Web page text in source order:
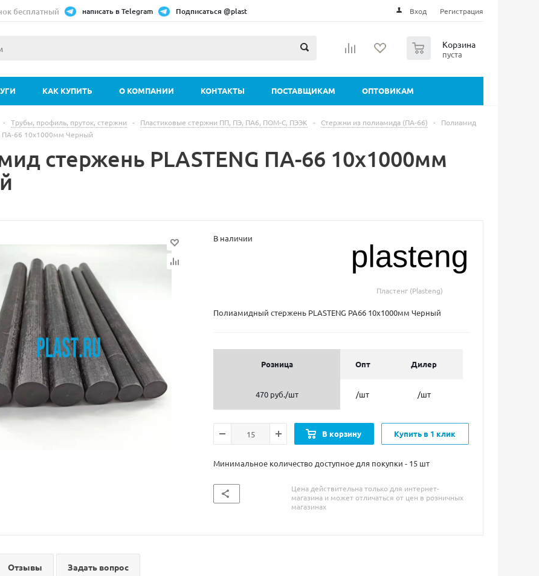
бесплатный написать в Telegram Подписаться @plast Вход Регистрация
Корзина
пуста
КАК КУПИТЬ О КОМПАНИИ КОНТАКТЫ ПОСТАВЩИКАМ ОПТОВИКАМ
- Трубы, профиль, пруток, стержни - Пластиковые стержни ПП, ПЭ, ПА6, ПОМ-С, ПЭЭК - Стержни из полиамида (ПА-66) -
Полиамид
ПА-66 10х1000мм Черный
стержень PLASTENG ПА-66 10х1000мм
В наличии
Пластенг (Plasteng)
Полиамидный стержень PLASTENG PA66 10х1000мм Черный
Розница Опт Дилер
470 руб./шт /шт /шт
В корзину Купить в 1 клик
Минимальное количество доступное для покупки - 15 шт
Цена действительна только для интернет-
магазина и может отличаться от цен в розничных
магазинах
Отзывы Задать вопрос